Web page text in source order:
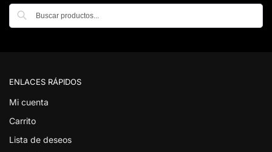
ENLACES RÁPIDOS
Mi cuenta
Carrito
Lista de deseos